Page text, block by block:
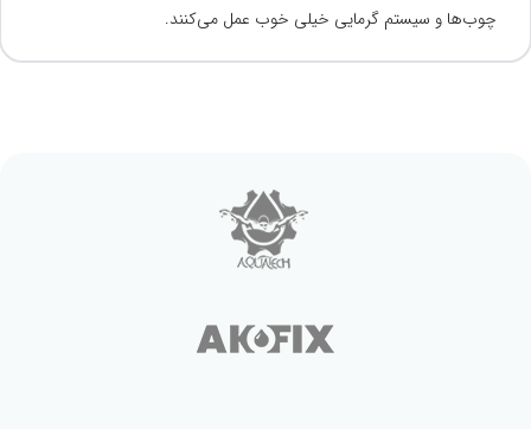
چوب‌ها و سیستم گرمایی خیلی خوب عمل می‌کنند.